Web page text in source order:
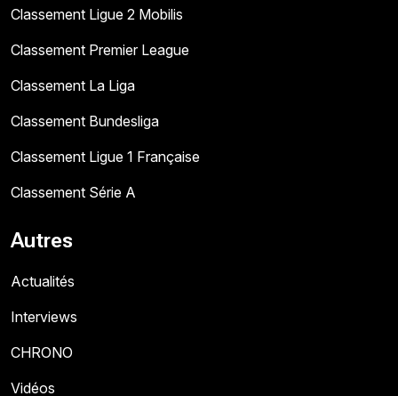
Classement Ligue 2 Mobilis
Classement Premier League
Classement La Liga
Classement Bundesliga
Classement Ligue 1 Française
Classement Série A
Autres
Actualités
Interviews
CHRONO
Vidéos